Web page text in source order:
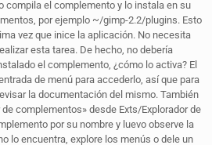
compila el complemento y lo instala en su
por ejemplo ~/gimp-2.2/plugins. Esto
vez que inice la aplicación. No necesita
esta tarea. De hecho, no debería
el complemento, ¿cómo lo activa? El
de menú para accederlo, así que para
la documentación del mismo. También
complementos» desde Exts/Explorador de
por su nombre y luevo observe la
lo encuentra, explore los menús o dele un